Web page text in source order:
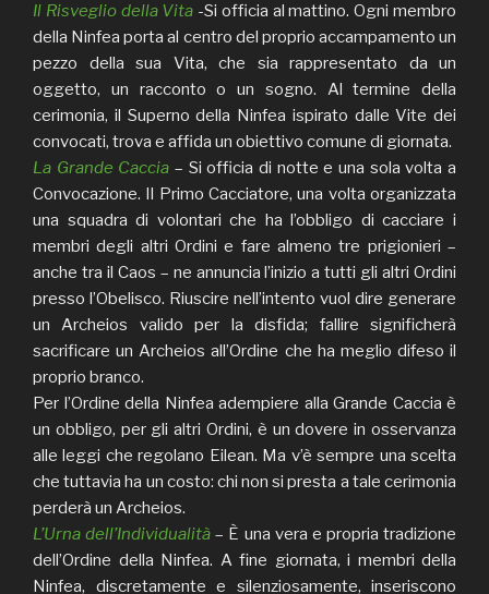
Il Risveglio della Vita -Si officia al mattino. Ogni membro
della Ninfea porta al centro del proprio accampamento un
pezzo della sua Vita, che sia rappresentato da un
oggetto, un racconto o un sogno. Al termine della
cerimonia, il Superno della Ninfea ispirato dalle Vite dei
convocati, trova e affida un obiettivo comune di giornata.
La Grande Caccia – Si officia di notte e una sola volta a
Convocazione. Il Primo Cacciatore, una volta organizzata
una squadra di volontari che ha l’obbligo di cacciare i
membri degli altri Ordini e fare almeno tre prigionieri –
anche tra il Caos – ne annuncia l’inizio a tutti gli altri Ordini
presso l’Obelisco. Riuscire nell’intento vuol dire generare
un Archeios valido per la disfida; fallire significherà
sacrificare un Archeios all’Ordine che ha meglio difeso il
proprio branco.
Per l’Ordine della Ninfea adempiere alla Grande Caccia è
un obbligo, per gli altri Ordini, è un dovere in osservanza
alle leggi che regolano Eilean. Ma v’è sempre una scelta
che tuttavia ha un costo: chi non si presta a tale cerimonia
perderà un Archeios.
L’Urna dell’Individualità – È una vera e propria tradizione
dell’Ordine della Ninfea. A fine giornata, i membri della
Ninfea, discretamente e silenziosamente, inseriscono